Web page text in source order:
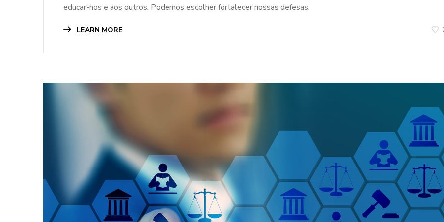
educar-nos e aos outros. Podemos escolher fortalecer nossas defesas.
LEARN MORE